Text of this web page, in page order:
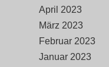
April 2023
März 2023
Februar 2023
Januar 2023